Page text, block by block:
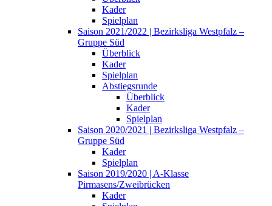
Kader
Spielplan
Saison 2021/2022 | Bezirksliga Westpfalz –
Gruppe Süd
Überblick
Kader
Spielplan
Abstiegsrunde
Überblick
Kader
Spielplan
Saison 2020/2021 | Bezirksliga Westpfalz –
Gruppe Süd
Kader
Spielplan
Saison 2019/2020 | A-Klasse
Pirmasens/Zweibrücken
Kader